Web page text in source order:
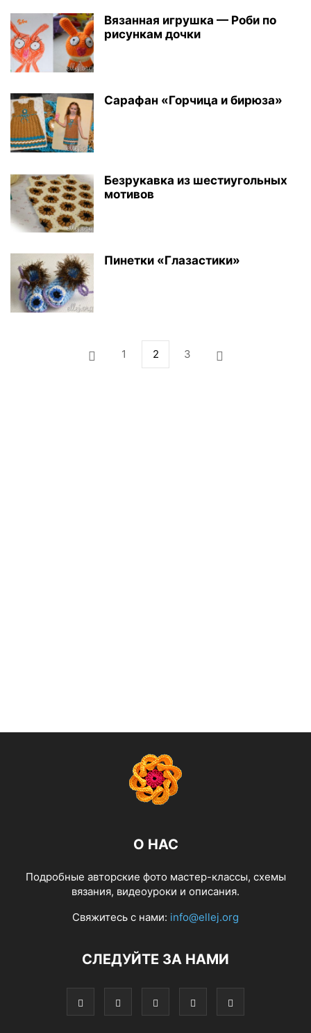
Вязанная игрушка — Роби по
рисункам дочки
Сарафан «Горчица и бирюза»
Безрукавка из шестиугольных
мотивов
Пинетки «Глазастики»
1 2 3
О НАС
Подробные авторские фото мастер-классы, схемы
вязания, видеоуроки и описания.
Свяжитесь с нами: info@ellej.org
СЛЕДУЙТЕ ЗА НАМИ